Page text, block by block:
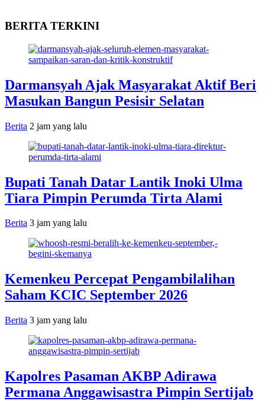
BERITA TERKINI
Darmansyah Ajak Masyarakat Aktif Beri
Masukan Bangun Pesisir Selatan
Berita 2 jam yang lalu
Bupati Tanah Datar Lantik Inoki Ulma
Tiara Pimpin Perumda Tirta Alami
Berita 3 jam yang lalu
Kemenkeu Percepat Pengambilalihan
Saham KCIC September 2026
Berita 3 jam yang lalu
Kapolres Pasaman AKBP Adirawa
Permana Anggawisastra Pimpin Sertijab